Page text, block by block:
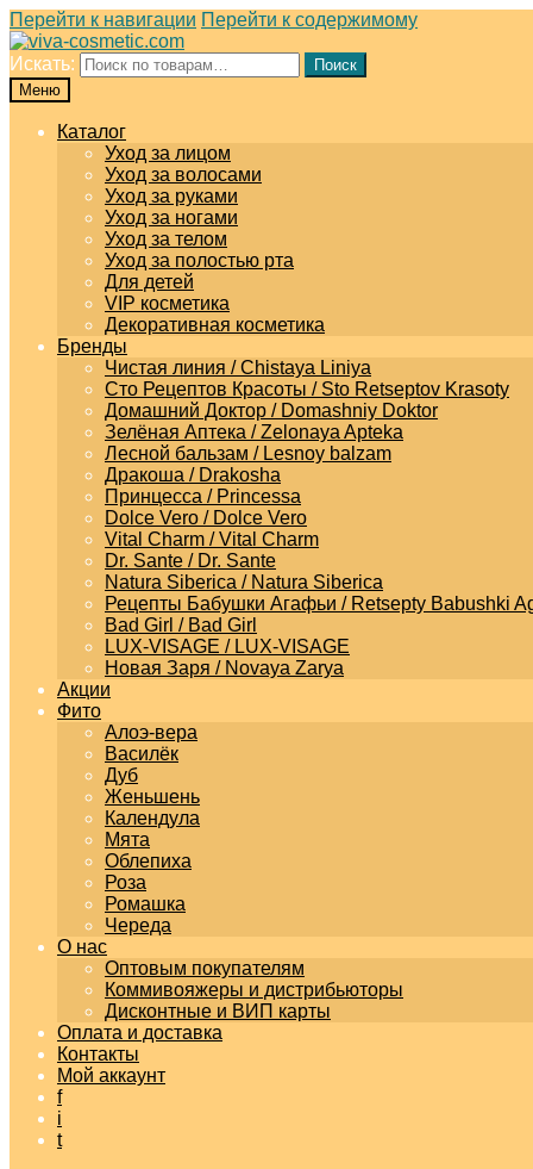
Перейти к навигации Перейти к содержимому
Искать:
Поиск
Меню
Каталог
Уход за лицом
Уход за волосами
Уход за руками
Уход за ногами
Уход за телом
Уход за полостью рта
Для детей
VIP косметика
Декоративная косметика
Бренды
Чистая линия / Chistaya Liniya
Сто Рецептов Красоты / Sto Retseptov Krasoty
Домашний Доктор / Domashniy Doktor
Зелёная Аптека / Zelonaya Apteka
Лесной бальзам / Lesnoy balzam
Дракоша / Drakosha
Принцесса / Princessa
Dolce Vero / Dolce Vero
Vital Charm / Vital Charm
Dr. Sante / Dr. Sante
Natura Siberica / Natura Siberica
Рецепты Бабушки Агафьи / Retsepty Babushki
Bad Girl / Bad Girl
LUX-VISAGE / LUX-VISAGE
Новая Заря / Novaya Zarya
Акции
Фито
Алоэ-вера
Василёк
Дуб
Женьшень
Календула
Мята
Облепиха
Роза
Ромашка
Череда
О нас
Оптовым покупателям
Коммивояжеры и дистрибьюторы
Дисконтные и ВИП карты
Оплата и доставка
Контакты
Мой аккаунт
f
i
t